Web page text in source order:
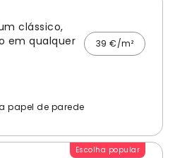
clássico,
em qualquer
39 €/m²
papel de parede
Escolha popular